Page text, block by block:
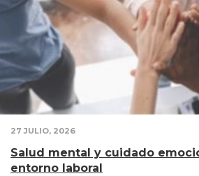
27 JULIO, 2026
Salud mental y cuidado
entorno laboral